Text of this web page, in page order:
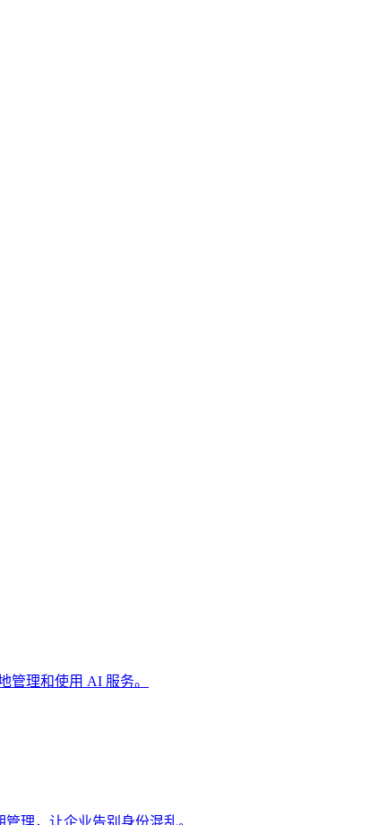
理和使用 AI 服务。
理，让企业告别身份混乱。